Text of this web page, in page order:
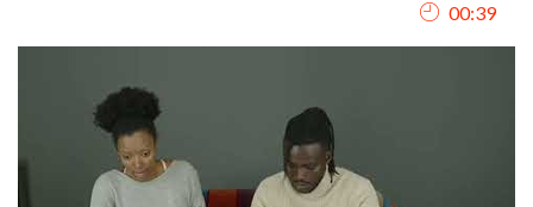
00:39